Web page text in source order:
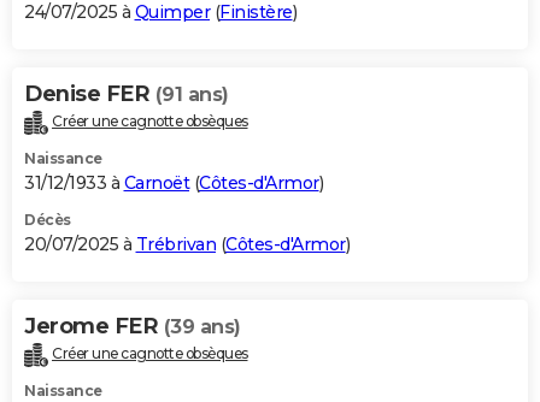
24/07/2025 à Quimper(Finistère)
Denise FER (91 ans)
Créer une cagnotte obsèques
Naissance
31/12/1933 à Carnoët(Côtes-d'Armor)
Décès
20/07/2025 à Trébrivan (Côtes-d'Armor)
Jerome FER (39 ans)
Créer une cagnotte obsèques
Naissance